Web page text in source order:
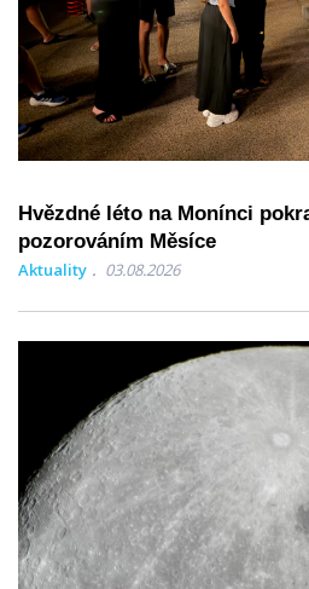
Hvězdné léto na Monínci
pozorováním Měsíce
Aktuality 03.08.2026